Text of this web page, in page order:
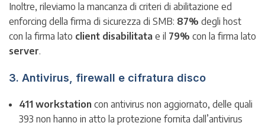
Inoltre, rileviamo la mancanza di criteri di abilitazione ed
enforcing della firma di sicurezza di SMB: 87% degli host
con la firma lato client disabilitata e il 79% con la firma lato
server.
3. Antivirus, firewall e cifratura disco
411 workstation con antivirus non aggiornato, delle quali
393 non hanno in atto la protezione fornita dall’antivirus